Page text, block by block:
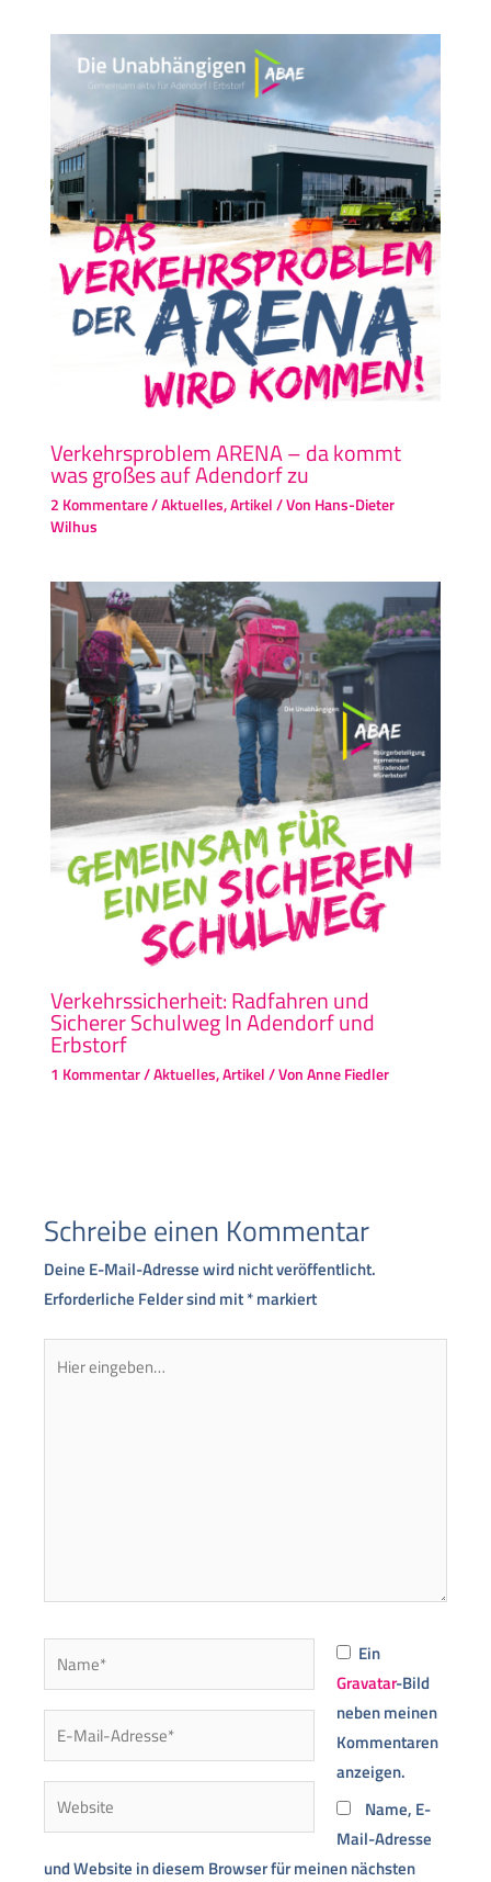
Verkehrsproblem ARENA – da kommt
was großes auf Adendorf zu
2 Kommentare/Aktuelles,Artikel/ Von Hans-Dieter
Wilhus
Verkehrssicherheit: Radfahren und
Sicherer Schulweg In Adendorf und
Erbstorf
1 Kommentar/Aktuelles,Artikel/ VonAnne Fiedler
Schreibe einen Kommentar
Deine E-Mail-Adresse wird nicht veröffentlicht.
Erforderliche Felder sind mit*markiert
eingeben…
Name*
E-
Adresse*
Website
Ein
Gravatar-Bild
neben meinen
Kommentaren
anzeigen.
Name, E-
Mail-Adresse
und Website in diesem Browser für meinen nächsten